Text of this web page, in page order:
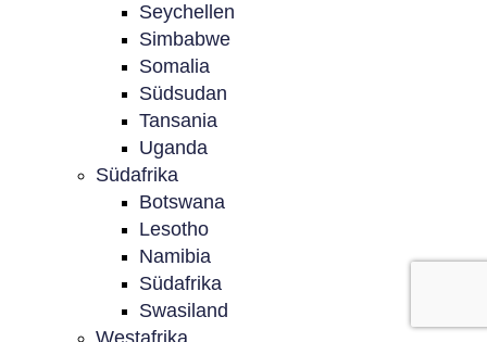
Seychellen
Simbabwe
Somalia
Südsudan
Tansania
Uganda
Südafrika
Botswana
Lesotho
Namibia
Südafrika
Swasiland